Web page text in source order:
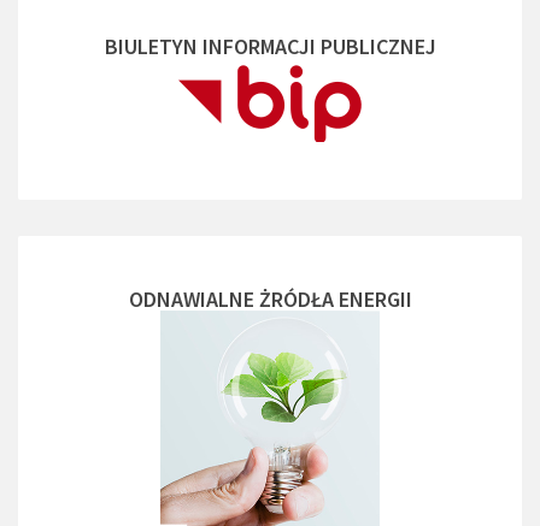
BIULETYN INFORMACJI PUBLICZNEJ
ODNAWIALNE ŻRÓDŁA ENERGII